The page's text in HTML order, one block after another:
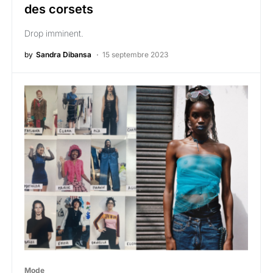
des corsets
Drop imminent.
by Sandra Dibansa 15 septembre 2023
Mode